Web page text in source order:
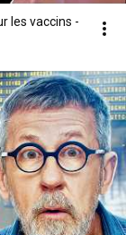
les vaccins -